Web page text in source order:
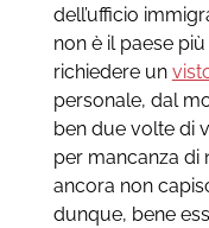
dell’ufficio
non è il paese
richiedere un
personale, dal
ben due volte di
per mancanza di
ancora non
dunque, bene